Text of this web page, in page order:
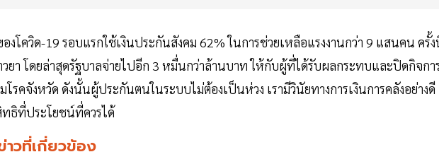
งโควิด-19 รอบแรกใช้เงินประกันสังคม 62% ในการช่วยเหลือแรงงานกว่า 9 แสนคน ครั้
ยา โดยล่าสุดรัฐบาลจ่ายไปอีก 3 หมื่นกว่าล้านบาท ให้กับผู้ที่ได้รับผลกระทบและปิดกิจกา
รคจังหวัด ดังนั้นผู้ประกันตนในระบบไม่ต้องเป็นห่วง เรามีวินัยทางการเงินการคลังอย่างดี
ธิที่ประโยชน์ที่ควรได้
าวที่เกี่ยวข้อง